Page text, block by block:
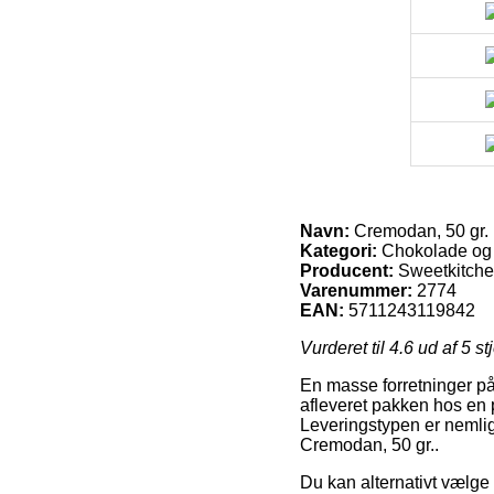
Navn: Cremodan, 50 gr.
Kategori: Chokolade
Producent:
Varenummer: 2774
EAN: 5711243119842
Vurderet til 4.6 ud af 5
En masse forretninger
afleveret pakken hos en
Leveringstypen er
Cremodan, 50 gr..
Du kan alternativt vælge